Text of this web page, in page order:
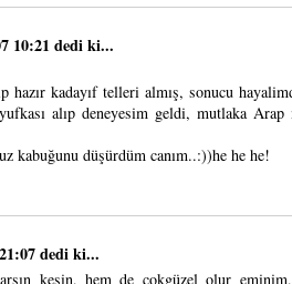
10:21 dedi ki...
hazır kadayıf telleri almış, sonucu
alıp deneyesim geldi, mutlaka Arap
kabuğunu düşürdüm canım..:))he he he!
dedi ki...
kesin, hem de çokgüzel olur